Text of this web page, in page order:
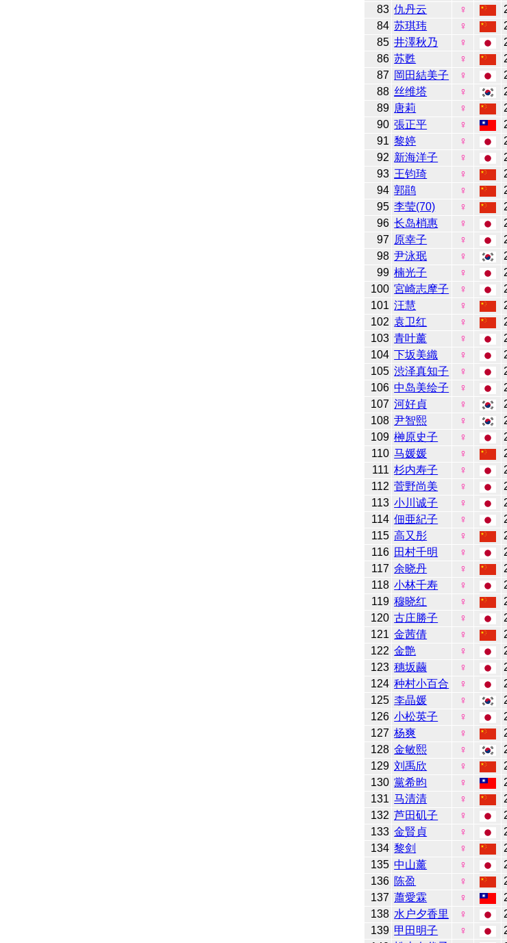
83 仇丹云 ♀
84 苏琪玮 ♀
85 井澤秋乃 ♀
86 苏甦 ♀
87 岡田結美子 ♀
88 丝维塔 ♀
89 唐莉 ♀
90 張正平 ♀
91 黎婷 ♀
92 新海洋子 ♀
93 王钧琦 ♀
94 郭鹃 ♀
95 李莹(70) ♀
96 长岛梢惠 ♀
97 原幸子 ♀
98 尹泳珉 ♀
99 楠光子 ♀
100 宮崎志摩子 ♀
101 汪慧 ♀
102 袁卫红 ♀
103 青叶薰 ♀
104 下坂美織 ♀
105 渋泽真知子 ♀
106 中岛美绘子 ♀
107 河好貞 ♀
108 尹智熙 ♀
109 榊原史子 ♀
110 马媛媛 ♀
111 杉内寿子 ♀
112 菅野尚美 ♀
113 小川诚子 ♀
114 佃亜紀子 ♀
115 高又彤 ♀
116 田村千明 ♀
117 余晓丹 ♀
118 小林千寿 ♀
119 穆晓红 ♀
120 古庄勝子 ♀
121 金茜倩 ♀
122 金艶 ♀
123 穗坂繭 ♀
124 种村小百合 ♀
125 李晶媛 ♀
126 小松英子 ♀
127 杨爽 ♀
128 金敏熙 ♀
129 刘禹欣 ♀
130 黨希昀 ♀
131 马清清 ♀
132 芦田矶子 ♀
133 金賢貞 ♀
134 黎剑 ♀
135 中山薰 ♀
136 陈盈 ♀
137 蕭愛霖 ♀
138 水户夕香里 ♀
139 甲田明子 ♀